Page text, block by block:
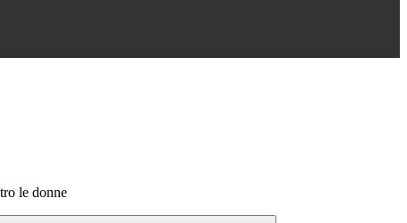
le donne